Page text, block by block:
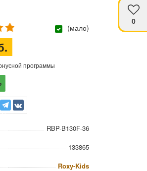
0
(мало)
программы
TG
RBP-B130F-36
133865
Roxy-Kids